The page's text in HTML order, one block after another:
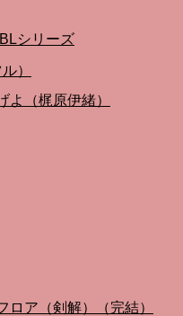
シリーズ
）
よ（梶原伊緒）
ロア（剣解）（完結）